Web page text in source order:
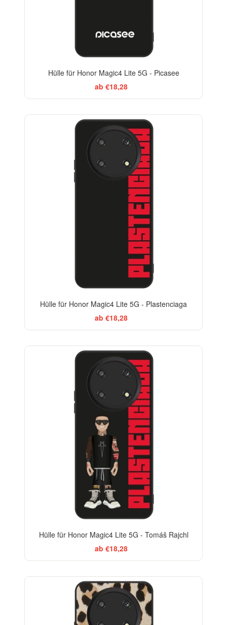
Hülle für Honor Magic4 Lite 5G - Picasee
ab €18,28
Hülle für Honor Magic4 Lite 5G - Plastenciaga
ab €18,28
Hülle für Honor Magic4 Lite 5G - Tomáš Rajchl
ab €18,28